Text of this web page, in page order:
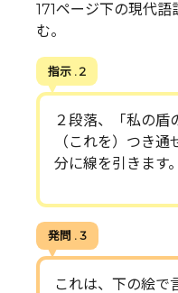
171ページ下の現代
む。
指示 . 2
２段落、「私の盾
（これを）つき
分に線を引きます。
発問 . 3
これは、下の絵で